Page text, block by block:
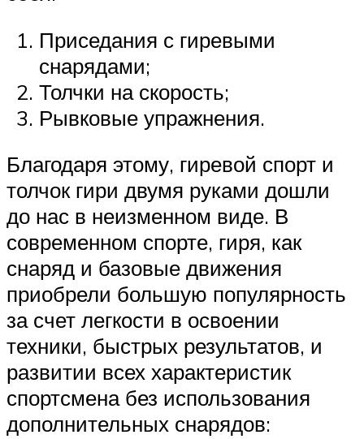
Приседания с гиревыми
снарядами;
Толчки на скорость;
Рывковые упражнения.
Благодаря этому, гиревой спорт и
толчок гири двумя руками дошли
до нас в неизменном виде. В
современном спорте, гиря, как
снаряд и базовые движения
приобрели большую популярность
за счет легкости в освоении
техники, быстрых результатов, и
развитии всех характеристик
спортсмена без использования
дополнительных снарядов: